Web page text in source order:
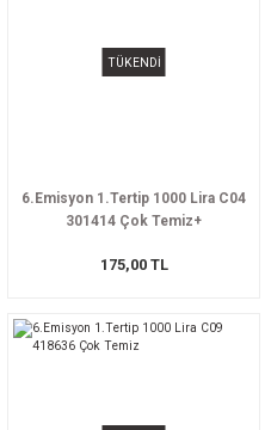
TÜKENDİ
6.Emisyon 1.Tertip 1000 Lira C04
301414 Çok Temiz+
175,00 TL